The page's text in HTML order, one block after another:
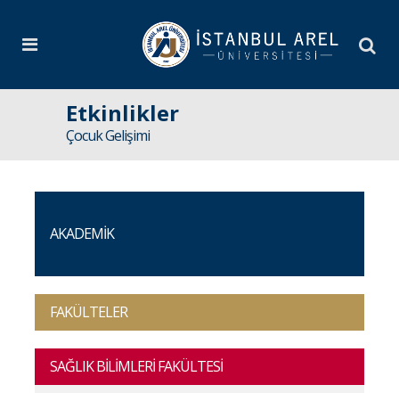
Etkinlikler
Çocuk Gelişimi
AKADEMİK
FAKÜLTELER
SAĞLIK BİLİMLERİ FAKÜLTESİ